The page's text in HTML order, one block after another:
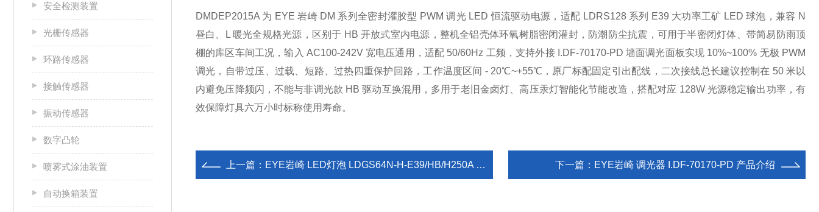
安全检测装置
光栅传感器
环路传感器
接触传感器
振动传感器
数字凸轮
喷雾式涂油装置
自动换箱装置
DMDEP2015A 为 EYE 岩崎 DM 系列全密封灌胶型 PWM 调光 LED 恒流驱动电源，适配 LDRS128 系列 E39 大功率工矿 LED 球泡，兼容 N
昼白、L 暖光全规格光源，区别于 HB 开放式室内电源，整机全铝壳体环氧树脂密闭灌封，防潮防尘抗震，可用于半密闭灯体、带简易防雨顶
棚的库区车间工况，输入 AC100-242V 宽电压通用，适配 50/60Hz 工频，支持外接 I.DF-70170-PD 墙面调光面板实现 10%~100% 无极 PWM
调光，自带过压、过载、短路、过热四重保护回路，工作温度区间 - 20℃~+55℃，原厂标配固定引出配线，二次接线总长建议控制在 50 米以
内避免压降频闪，不能与非调光款 HB 驱动互换混用，多用于老旧金卤灯、高压汞灯智能化节能改造，搭配对应 128W 光源稳定输出功率，有
效保障灯具六万小时标称使用寿命。
上一篇： EYE岩崎 LED灯泡 LDGS64N-H-E39/HB/H250A 产品介绍 下一篇： EYE岩崎 调光器 I.DF-70170-PD 产品介绍